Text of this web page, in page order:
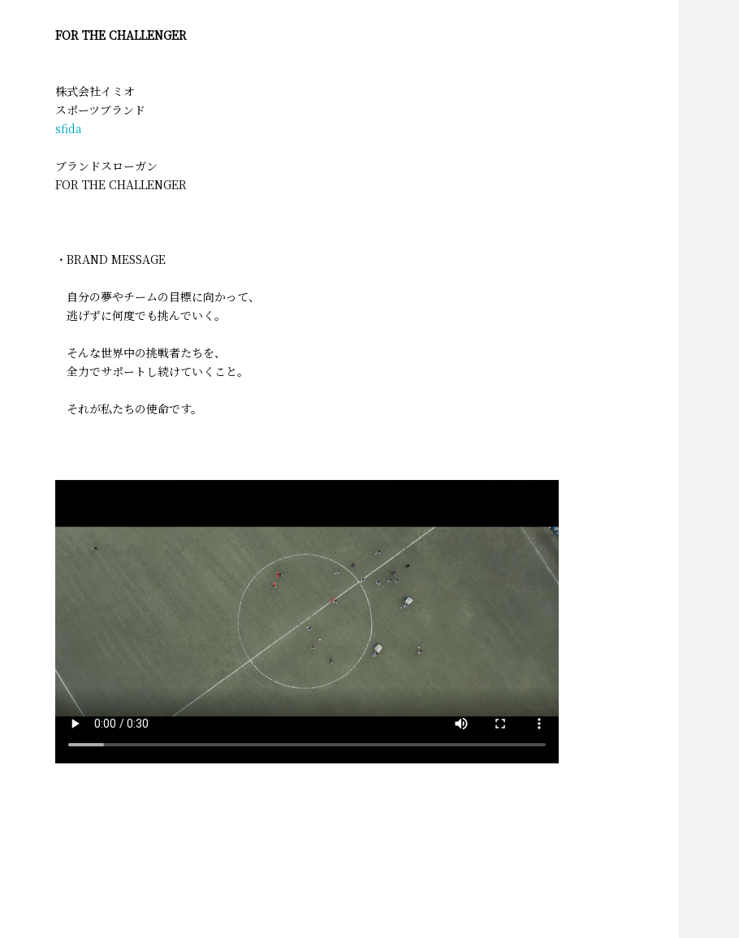
FOR THE CHALLENGER
株式会社イミオ
スポーツブランド
sfida
ブランドスローガン
FOR THE CHALLENGER
・BRAND MESSAGE
自分の夢やチームの目標に向かって、
逃げずに何度でも挑んでいく。
そんな世界中の挑戦者たちを、
全力でサポートし続けていくこと。
それが私たちの使命です。